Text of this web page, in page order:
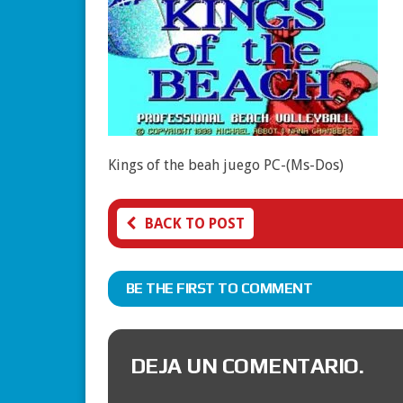
Kings of the beah juego PC-(Ms-Dos)
BACK TO POST
BE THE FIRST TO COMMENT
DEJA UN COMENTARIO.